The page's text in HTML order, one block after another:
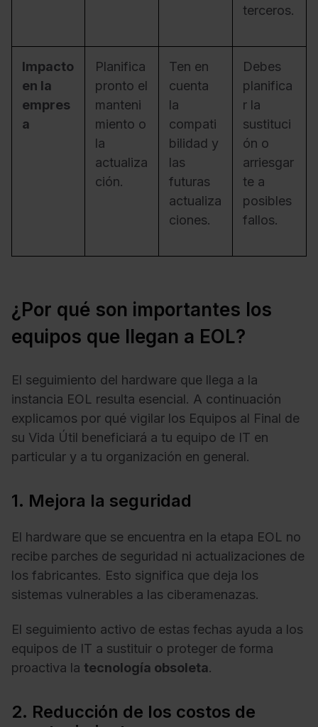
terceros.
Impacto
en la
empres
a
Planifica
pronto el
manteni
miento o
la
actualiza
ción.
Ten en
cuenta
la
compati
bilidad y
las
futuras
actualiza
ciones.
Debes
planifica
r la
sustituci
ón o
arriesgar
te a
posibles
fallos.
¿Por qué son importantes los
equipos que llegan a EOL?
El seguimiento del hardware que llega a la
instancia EOL resulta esencial. A continuación
explicamos por qué vigilar los Equipos al Final de
su Vida Útil beneficiará a tu equipo de IT en
particular y a tu organización en general.
1. Mejora la seguridad
El hardware que se encuentra en la etapa EOL no
recibe parches de seguridad ni actualizaciones de
los fabricantes. Esto significa que deja los
sistemas vulnerables a las ciberamenazas.
El seguimiento activo de estas fechas ayuda a los
equipos de IT a sustituir o proteger de forma
proactiva la tecnología obsoleta.
2. Reducción de los costos de